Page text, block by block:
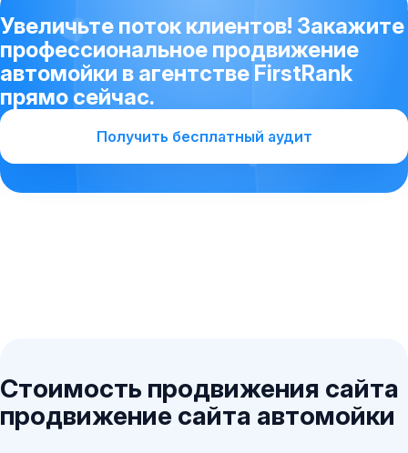
Увеличьте поток клиентов! Закажите
профессиональное продвижение
автомойки в агентстве FirstRank
прямо сейчас.
Получить бесплатный аудит
Стоимость продвижения сайта
продвижение сайта автомойки